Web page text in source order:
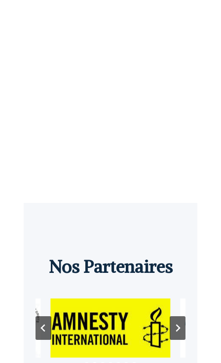
Nos Partenaires